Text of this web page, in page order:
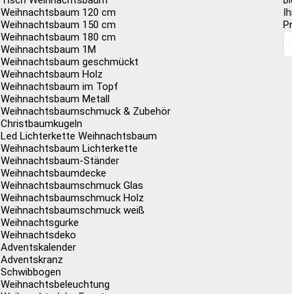
Weihnachtsbaum 120 cm
Weihnachtsbaum 150 cm
Weihnachtsbaum 180 cm
Weihnachtsbaum 1M
Weihnachtsbaum geschmückt
Weihnachtsbaum Holz
Weihnachtsbaum im Topf
Weihnachtsbaum Metall
Weihnachtsbaumschmuck & Zubehör
Christbaumkugeln
Led Lichterkette Weihnachtsbaum
Weihnachtsbaum Lichterkette
Weihnachtsbaum-Ständer
Weihnachtsbaumdecke
Weihnachtsbaumschmuck Glas
Weihnachtsbaumschmuck Holz
Weihnachtsbaumschmuck weiß
Weihnachtsgurke
Weihnachtsdeko
Adventskalender
Adventskranz
Schwibbogen
Weihnachtsbeleuchtung